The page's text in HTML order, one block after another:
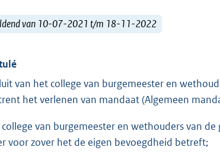
van 10-07-2021 t/m 18-11-2022
van het college van burgemeester en
het verlenen van mandaat (Algemeen
van burgemeester en wethouders van
voor zover het de eigen bevoegdheid betreft;